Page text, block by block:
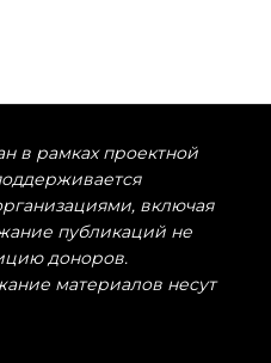
в рамках проектной
включая
публикаций не
доноров.
материалов несут